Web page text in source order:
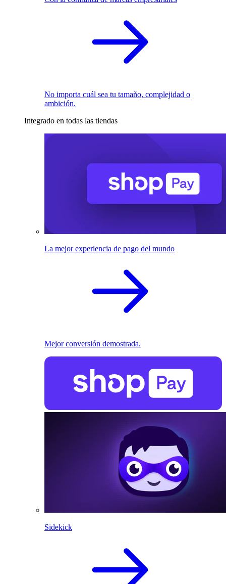
No importa cuál sea tu tamaño, complejidad o
ambición.
Integrado en todas las tiendas
La mejor experiencia de pago del mundo
Mejor conversión demostrada.
Sidekick